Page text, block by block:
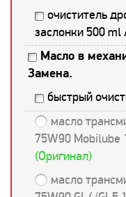
очиститель
заслонки 500 ml
Масло в
Замена.
быстрый
масло
75W90 Mobilube
(Оригинал)
масло